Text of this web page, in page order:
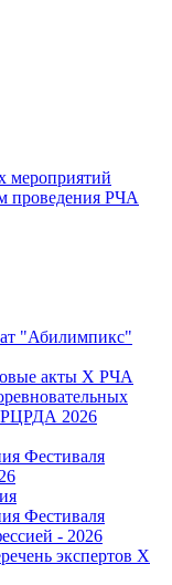
мероприятий
проведения РЧА
"Абилимпикс"
акты Х РЧА
РЦРДА 2026
Фестиваля
Фестиваля
- 2026
экспертов X